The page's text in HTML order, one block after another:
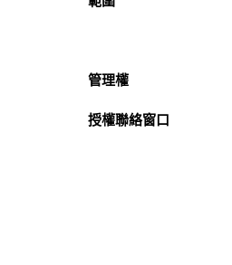
管理權
授權聯絡窗口